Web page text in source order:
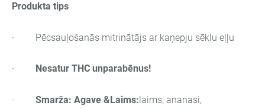
Produkta tips
· Pēcsauļošanās mitrinātājs ar kaņepju sēklu eļļu
· Nesatur THC unparabēnus!
· Smarža: Agave &Laims:laims, ananasi,